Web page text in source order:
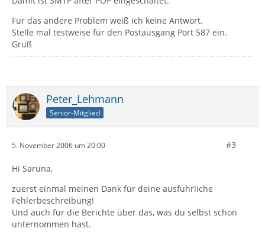
Für das andere Problem weiß ich keine Antwort.
Stelle mal testweise für den Postausgang Port 587 ein.
Gruß
Peter_Lehmann
Senior-Mitglied
5. November 2006 um 20:00 #3
Hi Saruna,
zuerst einmal meinen Dank für deine ausführliche
Fehlerbeschreibung!
Und auch für die Berichte über das, was du selbst schon
unternommen hast.